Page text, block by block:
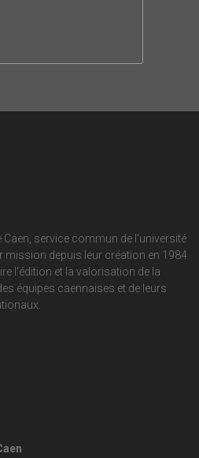
Caen, service commun de l'université
mission depuis leur création en 1984
l'édition et la valorisation de la
équipes caennaises et de leurs